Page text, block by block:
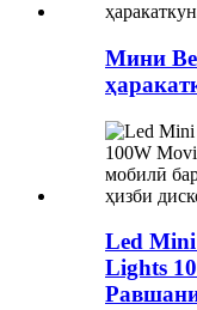
Мини
Led
Lights